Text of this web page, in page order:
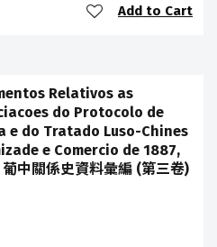
Add to Cart
Relativos as
do Protocolo de
e do Tratado Luso-Chines
e Comercio de 1887,
中關係史資料彙編 (第三卷)